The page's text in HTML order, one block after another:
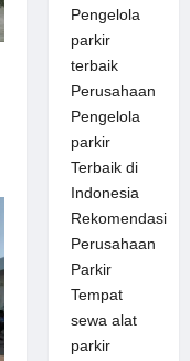
Pengelola
parkir
terbaik
Perusahaan
Pengelola
parkir
Terbaik di
Indonesia
Rekomendasi
Perusahaan
Parkir
Tempat
sewa alat
parkir